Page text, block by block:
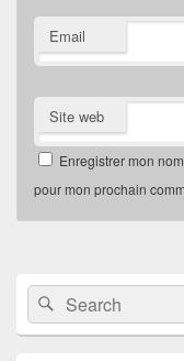
Email
Site web
Enregistrer mon
pour mon prochain
Widget
Area
Search
for:
Search